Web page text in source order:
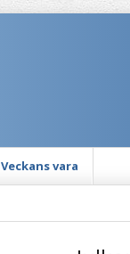
Veckans vara